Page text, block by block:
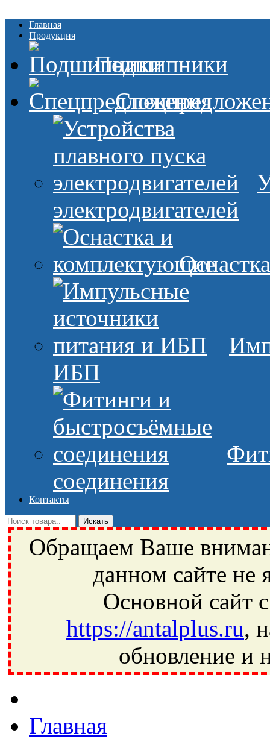
Главная
Продукция
Подшипники
электродвигателей
ИБП
соединения
Контакты
Обращаем Ваше
данном сайте не
Основной сайт
https://antalplus.ru,
обновление и
Ивантеевка, подшипники, пневматика, метизы, техника,
Главная